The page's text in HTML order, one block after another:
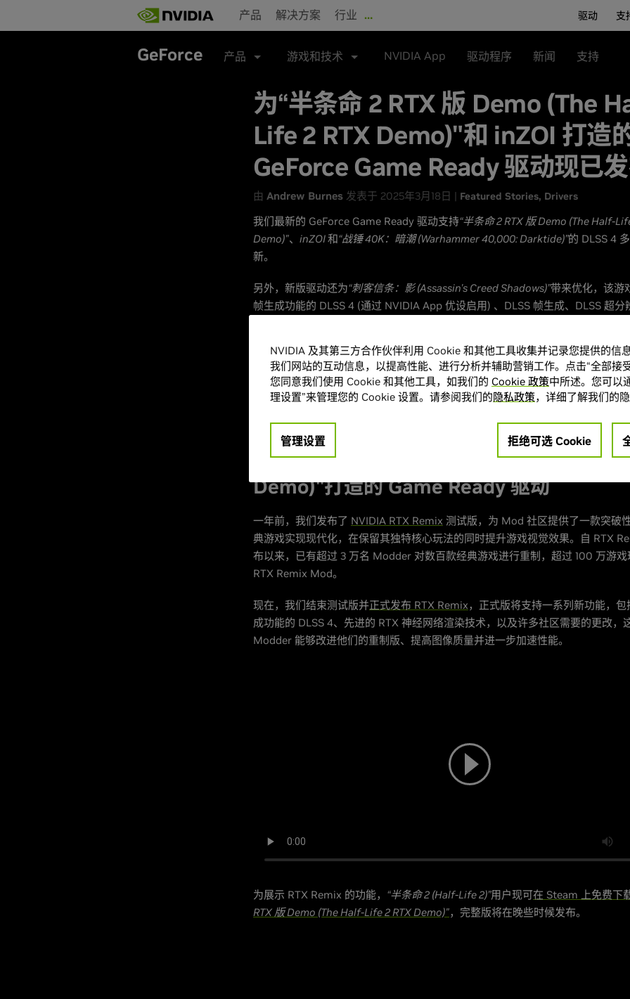
main
产品 解决方案 行业 … 驱动 支
GeForce 产品 游戏和技术 NVIDIA App 驱动程序 新闻 支持
为“半条命 2 RTX 版 Demo (The
Life 2 RTX Demo)"和 inZOI 打造
GeForce Game Ready 驱动现已
由 Andrew Burnes 发表于 2025年3月18日 | Featured Stories Drivers
我们最新的 GeForce Game Ready 驱动支持“半条命 2 RTX 版 Demo (The Half-
Demo)"、 inZOI和“战锤 40K：暗潮 (Warhammer 40,000: Darktide)”的 DLSS 4
新。
另外，新版驱动还为“刺客信条：影 (Assassin's Creed Shadows)”带来优化，该游
帧生成功能的 DLSS 4 (通过 NVIDIA App 优设启用) 、DLSS 帧生成、DLSS 超分
同时，该版驱动还为 61 款全新和更新的 NVIDIA App DLSS 优设带来支持。
请前往NVIDIA App 的“Drivers” (驱动程序) 选项卡，或访问GeForce.cn 下载并
动，继续阅读以了解详情。
为支持 DLSS 4 多帧生成和 RTX 神经网络
的“半条命 2 RTX 版 Demo (The Half-Life
Demo)"打造的 Game Ready 驱动
一年前，我们发布了 NVIDIA RTX Remix 测试版，为 Mod 社区提供了一款突破
典游戏实现现代化，在保留其独特核心玩法的同时提升游戏视觉效果。自 RTX
布以来，已有超过 3 万名 Modder 对数百款经典游戏进行重制，超过 100 万游戏
RTX Remix Mod。
现在，我们结束测试版并正式发布 RTX Remix，正式版将支持一系列新功能，包
成功能的 DLSS 4、先进的 RTX 神经网络渲染技术，以及许多社区需要的更改，
Modder 能够改进他们的重制版、提高图像质量并进一步加速性能。
为展示 RTX Remix 的功能， “半条命 2 (Half-Life 2)”用户现可在 Steam 上免费下
RTX 版 Demo (The Half-Life 2 RTX Demo)"，完整版将在晚些时候发布。
NVIDIA 及其第三方合作伙伴利用 Cookie 和其他工具收集并记录您提供的信
我们网站的互动信息，以提高性能、进行分析并辅助营销工作。点击“全部接
您同意我们使用 Cookie 和其他工具，如我们的 Cookie 政策中所述。您可以
理设置”来管理您的 Cookie 设置。请参阅我们的隐私政策，详细了解我们的隐
管理设置 拒绝可选 Cookie